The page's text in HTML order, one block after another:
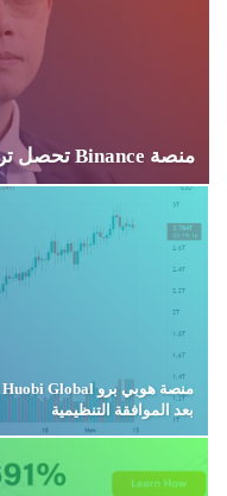
منصة Binance تحصل ترخيص في البحرين تفاصيل
بعد الموافقة التنظيمية